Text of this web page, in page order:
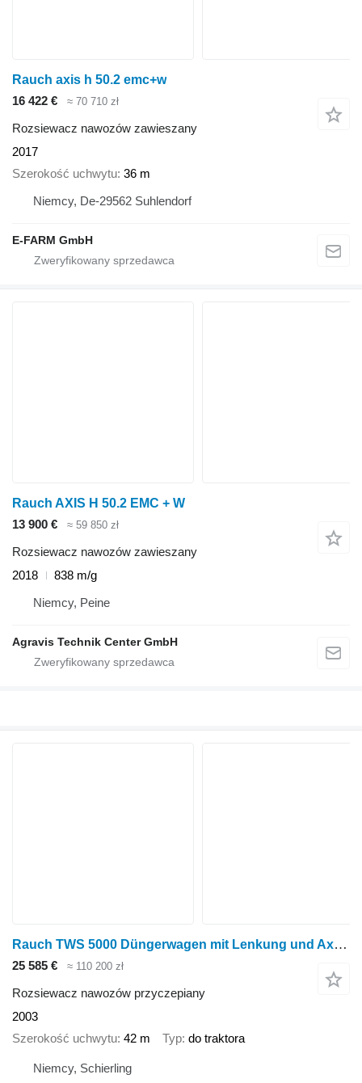
Rauch axis h 50.2 emc+w
16 422 €
≈ 70 710 zł
Rozsiewacz nawozów zawieszany
2017
Szerokość uchwytu 36 m
Niemcy, De-29562 Suhlendorf
E-FARM GmbH
Rauch AXIS H 50.2 EMC + W
13 900 €
≈ 59 850 zł
Rozsiewacz nawozów zawieszany
2018
838 m/g
Niemcy, Peine
Agravis Technik Center GmbH
Rauch TWS 5000 Düngerwagen mit Lenkung und Axera H-EMC Anbaustreuer
25 585 € ≈ 110 200 zł
Rozsiewacz nawozów przyczepiany
2003
Szerokość uchwytu 42 m Typ do traktora
Niemcy, Schierling